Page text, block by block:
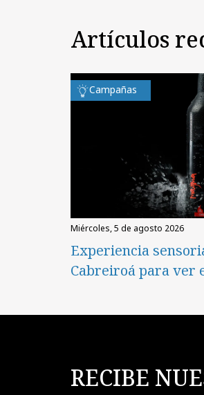
Artículos
Campañas
miércoles, 5 de agosto 2026
Experiencia
Cabreiroá para ver
RECIBE